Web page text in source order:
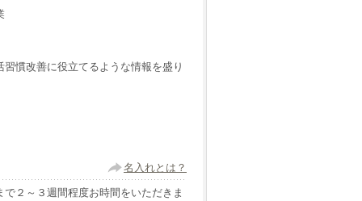
慣改善に役立てるような情報を盛り
名入れとは？
２～３週間程度お時間をいただきま